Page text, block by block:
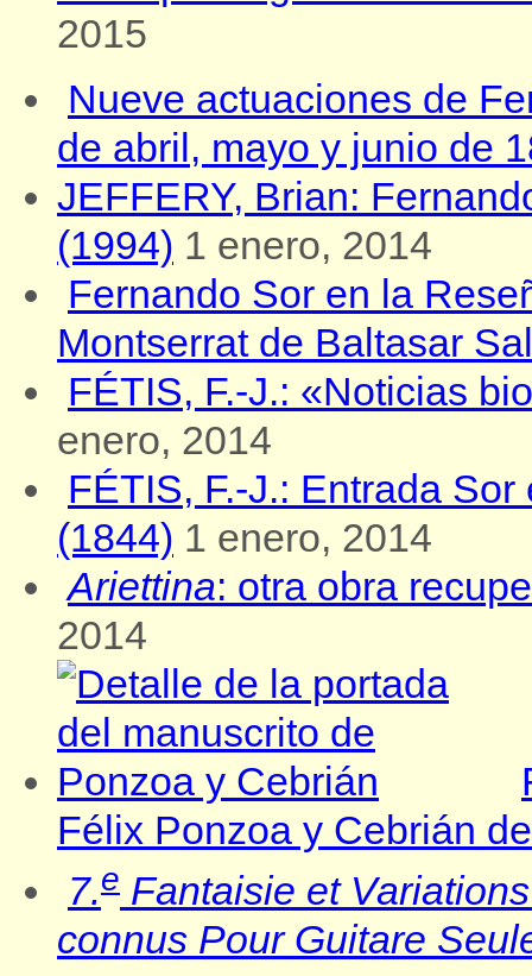
2015
Nueve actuaciones de
de abril, mayo y junio de
JEFFERY, Brian:
(1994) 1 enero, 2014
Fernando Sor en la
Montserrat de Baltasar
FÉTIS, F.-J.: «Noticias
enero, 2014
FÉTIS, F.-J.: Entrada
(1844) 1 enero, 2014
Ariettina: otra obra
2014
Félix Ponzoa y Cebrián
7.e Fantaisie et
connus Pour Guitare